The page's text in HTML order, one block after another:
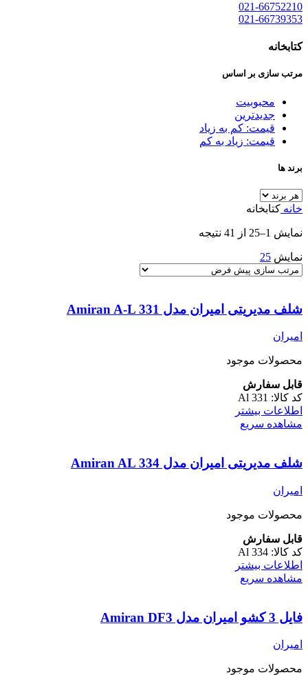
021-66752210
021-66739353
کتابخانه
مرتب سازی بر اساس
محبوبیت
جدیدترین
قیمت: کم به زیاد
قیمت: زیاد به کم
برند ها
خانه کتابخانه
نمایش 1–25 از 41 نتیجه
نمایش 25
شلف مدیریتی امیران مدل Amiran A-L 331
امیران
محصولات موجود
قابل سفارش
کد کالا: Al 331
اطلاعات بیشتر
مشاهده سریع
شلف مدیریتی امیران مدل Amiran AL 334
امیران
محصولات موجود
قابل سفارش
کد کالا: Al 334
اطلاعات بیشتر
مشاهده سریع
فایل 3 کشو امیران مدل Amiran DF3
امیران
محصولات موجود